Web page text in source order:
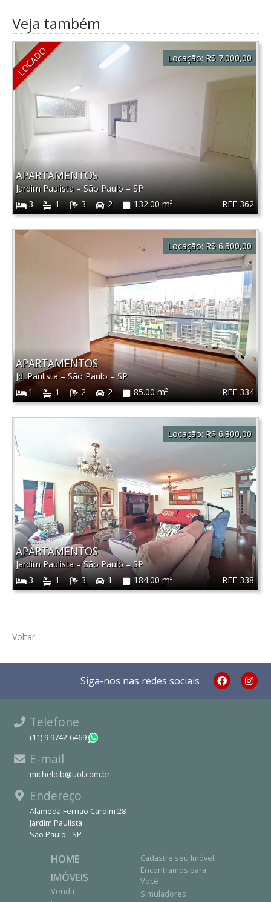
Veja também
LOCADO
REF 362
APARTAMENTOS
Jardim Paulista–São Paulo–SP
3
1 3 2 132.00 m²
Locação: R$ 7.000,00
REF 334
APARTAMENTOS
Jd. Paulista–São Paulo –SP
1
1 2 2 85.00 m²
Locação: R$ 6.500,00
REF 338
APARTAMENTOS
Jardim Paulista–São Paulo–SP
3
1 3 1 184.00 m²
Locação: R$ 6.800,00
Voltar
Siga-nos nas redes sociais
Telefone
(11) 9 9742-6469
E-mail
micheldib@uol.com.br
Endereço
Alameda Fernão Cardim 28
Jardim Paulista
São Paulo - SP
HOME
IMÓVEIS
Venda
Cadastre seu Imóvel
Encontramos para
Você
Simuladores